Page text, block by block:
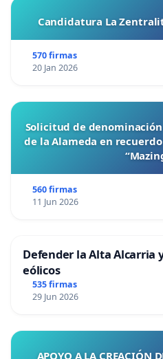
Candidatura La
570 firmas
20 Jan 2026
Solicitud de
de la Alameda en
560 firmas
11 Jun 2026
Defender la Alta Alcarria
eólicos
535 firmas
29 Jun 2026
APOYO A LA CREACIÓN